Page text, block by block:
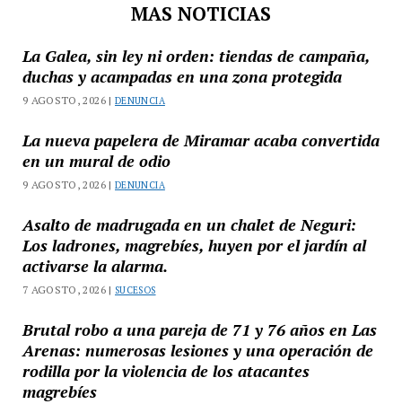
MAS NOTICIAS
La Galea, sin ley ni orden: tiendas de campaña,
duchas y acampadas en una zona protegida
9 AGOSTO, 2026 |DENUNCIA
La nueva papelera de Miramar acaba convertida
en un mural de odio
9 AGOSTO, 2026 |DENUNCIA
Asalto de madrugada en un chalet de Neguri:
Los ladrones, magrebíes, huyen por el jardín al
activarse la alarma.
7 AGOSTO, 2026 | SUCESOS
Brutal robo a una pareja de 71 y 76 años en Las
Arenas: numerosas lesiones y una operación de
rodilla por la violencia de los atacantes
magrebíes